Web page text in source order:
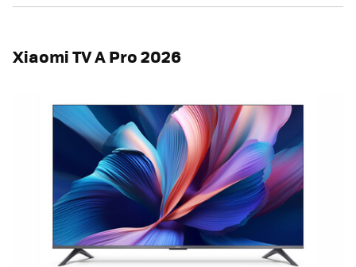
Xiaomi TV A Pro 2026